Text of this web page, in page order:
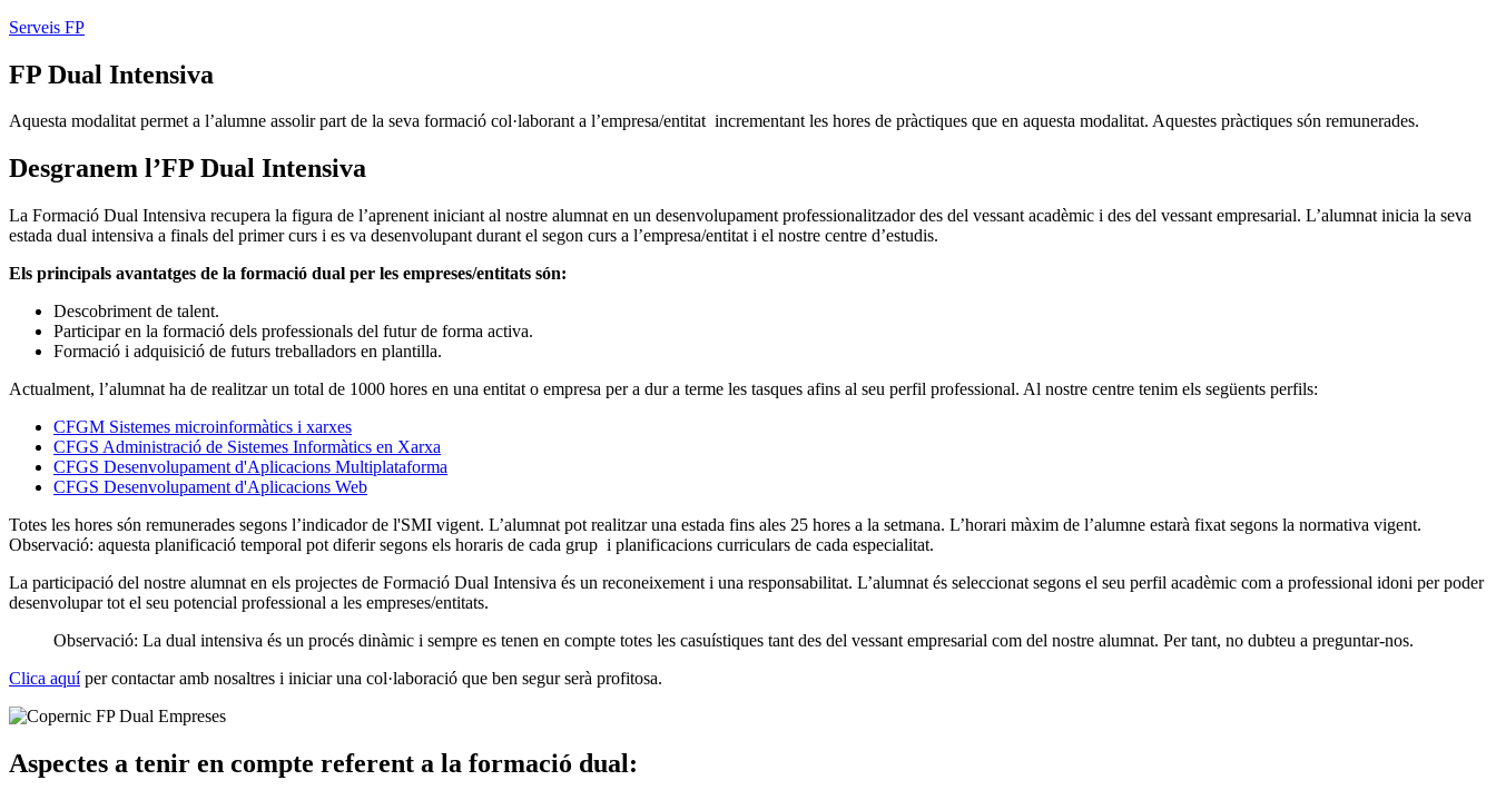
Serveis FP
FP Dual Intensiva
Aquesta modalitat permet a l’alumne assolir part de la seva formació col·laborant a l’empresa/entitat incrementant les hores de pràctiques que en aquesta modalitat. Aquestes pràctiques són remunerades.
Desgranem l’FP Dual Intensiva
La Formació Dual Intensiva recupera la figura de l’aprenent iniciant al nostre alumnat en un desenvolupament professionalitzador des del vessant acadèmic i des del vessant empresarial. L’alumnat inicia la seva
estada dual intensiva a finals del primer curs i es va desenvolupant durant el segon curs a l’empresa/entitat i el nostre centre d’estudis.
Els principals avantatges de la formació dual per les empreses/entitats són:
Descobriment de talent.
Participar en la formació dels professionals del futur de forma activa.
Formació i adquisició de futurs treballadors en plantilla.
Actualment, l’alumnat ha de realitzar un total de 1000 hores en una entitat o empresa per a dur a terme les tasques afins al seu perfil professional. Al nostre centre tenim els següents perfils:
CFGM Sistemes microinformàtics i xarxes
CFGS Administració de Sistemes Informàtics en Xarxa
CFGS Desenvolupament d'Aplicacions Multiplataforma
CFGS Desenvolupament d'Aplicacions Web
Totes les hores són remunerades segons l’indicador de l'SMI vigent. L’alumnat pot realitzar una estada fins ales 25 hores a la setmana. L’horari màxim de l’alumne estarà fixat segons la normativa vigent.
Observació: aquesta planificació temporal pot diferir segons els horaris de cada grup i planificacions curriculars de cada especialitat.
La participació del nostre alumnat en els projectes de Formació Dual Intensiva és un reconeixement i una responsabilitat. L’alumnat és seleccionat segons el seu perfil acadèmic com a professional idoni per poder
desenvolupar tot el seu potencial professional a les empreses/entitats.
Observació: La dual intensiva és un procés dinàmic i sempre es tenen en compte totes les casuístiques tant des del vessant empresarial com del nostre alumnat. Per tant, no dubteu a preguntar-nos.
Clica aquíper contactar amb nosaltres i iniciar una col·laboració que ben segur serà profitosa.
Aspectes a tenir en compte referent a la formació dual: